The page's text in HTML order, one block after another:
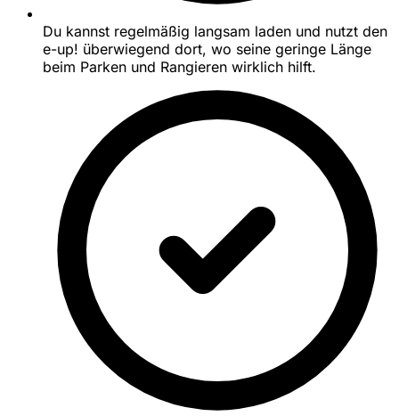
Du kannst regelmäßig langsam laden und nutzt den
e-up! überwiegend dort, wo seine geringe Länge
beim Parken und Rangieren wirklich hilft.